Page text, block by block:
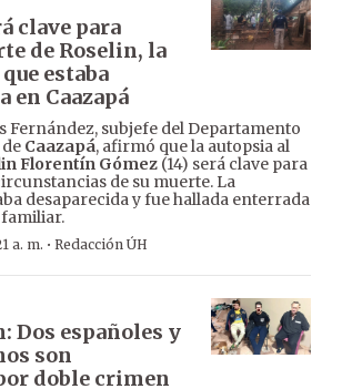
clave para
de Roselin, la
estaba
en Caazapá
Fernández, subjefe del Departamento
Caazapá, afirmó que la autopsia al
Florentín Gómez (14) será clave para
de su muerte. La
desaparecida y fue hallada enterrada
a. m. · Redacción ÚH
Dos españoles y
son
doble crimen